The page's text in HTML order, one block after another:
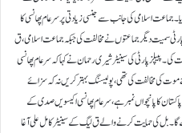
نے مخالفت میں ووٹ دیا۔ جماعت اسلامی کی جانب سے جنسی زیادتی پر سرعام پھانسی کا
سمیت دیگر جماعتوں نے مخالفت کی جبکہ جماعت اسلامی، ق
پارٹی کی سینیٹر شیری رحمان نے کہا کہ سرعام پھانسی
کی مخالفت کی تھی، پولیسنگ بہتر کریں نہ کہ سزائے
کا پانچواں نمبر ہے، سر عام پھانسی اکیسویں صدی کے
کی حمایت کرنے والے ق لیگ کے سینیٹر کامل علی آغا